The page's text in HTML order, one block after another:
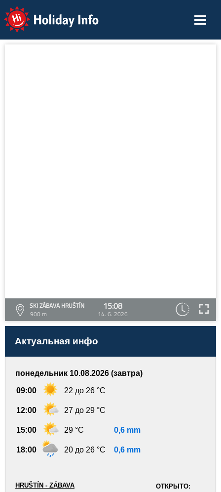
Holiday Info
SKI ZÁBAVA HRUŠTÍN
900 m
15:08
14. 6. 2026
Актуальная инфо
понедельник 10.08.2026 (завтра)
09:00 22 до 26 °C
12:00 27 до 29 °C
15:00 29 °C 0,6 mm
18:00 20 до 26 °C 0,6 mm
ОТКРЫТО:
HRUŠTÍN - ZÁBAVA